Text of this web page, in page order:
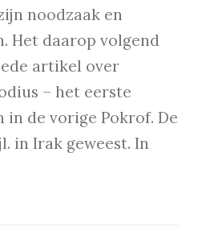
noodzaak en
Het daarop volgend
artikel over
– het eerste
in de vorige Pokrof. De
in Irak geweest. In